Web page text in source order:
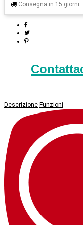
Consegna in 15 giorni
Descrizione Funzioni